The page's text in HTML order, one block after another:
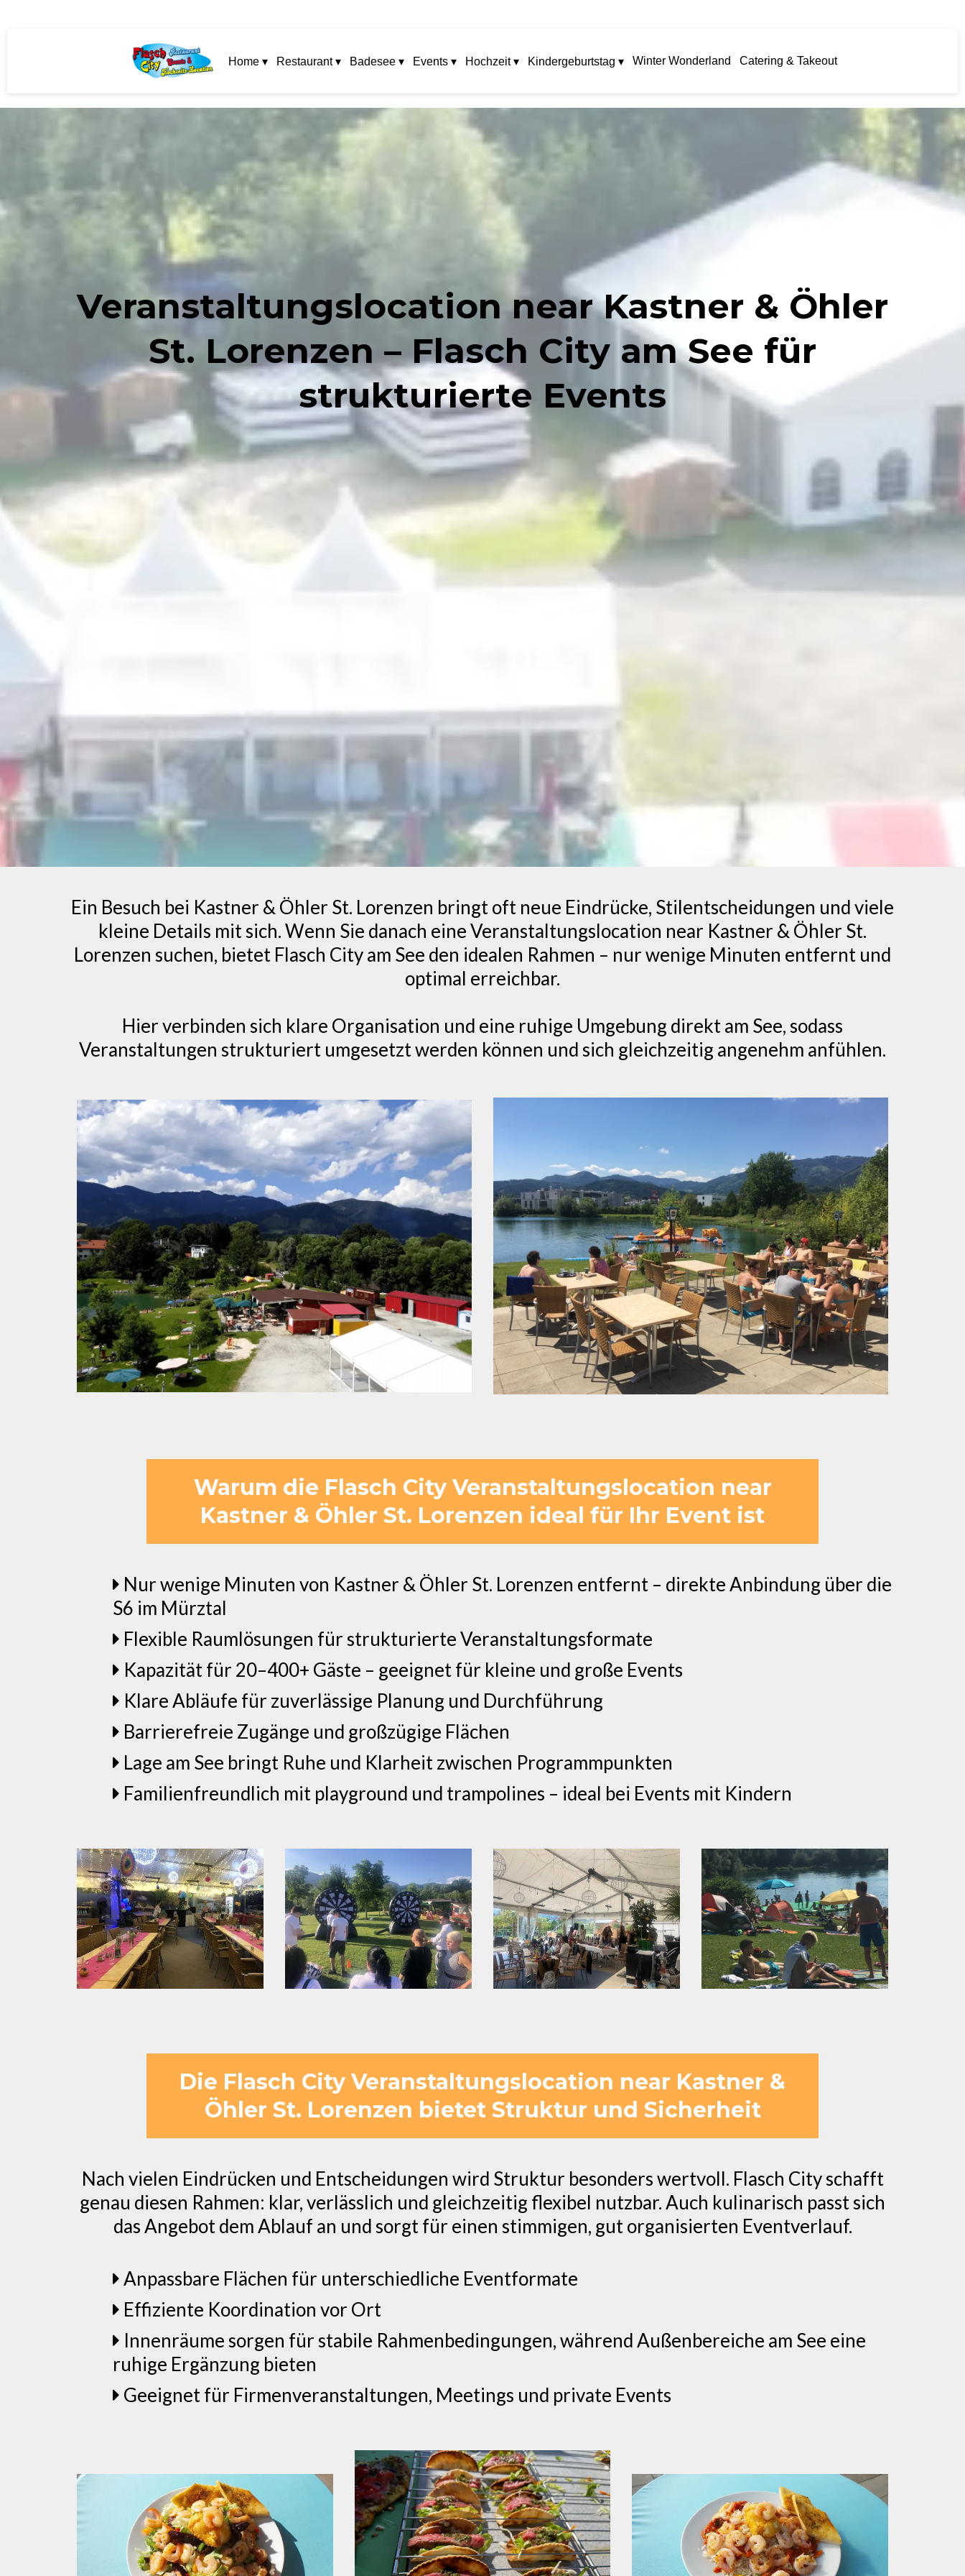
Home ▾ Restaurant ▾ Badesee ▾ Events ▾ Hochzeit ▾ Kindergeburtstag ▾ Winter Wonderland Catering & Takeout
Veranstaltungslocation near Kastner & Öhler
St. Lorenzen – Flasch City am See für
strukturierte Events
Ein Besuch bei Kastner & Öhler St. Lorenzen bringt oft neue Eindrücke, Stilentscheidungen und viele
kleine Details mit sich. Wenn Sie danach eine Veranstaltungslocation near Kastner & Öhler St.
Lorenzen suchen, bietet Flasch City am See den idealen Rahmen – nur wenige Minuten entfernt und
optimal erreichbar.
Hier verbinden sich klare Organisation und eine ruhige Umgebung direkt am See, sodass
Veranstaltungen strukturiert umgesetzt werden können und sich gleichzeitig angenehm anfühlen.
Warum die Flasch City Veranstaltungslocation near
Kastner & Öhler St. Lorenzen ideal für Ihr Event ist
Nur wenige Minuten von Kastner & Öhler St. Lorenzen entfernt – direkte Anbindung über die
S6 im Mürztal
Flexible Raumlösungen für strukturierte Veranstaltungsformate
Kapazität für 20–400+ Gäste – geeignet für kleine und große Events
Klare Abläufe für zuverlässige Planung und Durchführung
Barrierefreie Zugänge und großzügige Flächen
Lage am See bringt Ruhe und Klarheit zwischen Programmpunkten
Familienfreundlich mit playground und trampolines – ideal bei Events mit Kindern
Die Flasch City Veranstaltungslocation near Kastner &
Öhler St. Lorenzen bietet Struktur und Sicherheit
Nach vielen Eindrücken und Entscheidungen wird Struktur besonders wertvoll. Flasch City schafft
genau diesen Rahmen: klar, verlässlich und gleichzeitig flexibel nutzbar. Auch kulinarisch passt sich
das Angebot dem Ablauf an und sorgt für einen stimmigen, gut organisierten Eventverlauf.
Anpassbare Flächen für unterschiedliche Eventformate
Effiziente Koordination vor Ort
Innenräume sorgen für stabile Rahmenbedingungen, während Außenbereiche am See eine
ruhige Ergänzung bieten
Geeignet für Firmenveranstaltungen, Meetings und private Events